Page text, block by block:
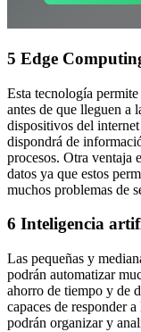
5 Edge
Esta tecnología
antes de que lleguen a
dispositivos del
dispondrá de
procesos. Otra ventaja
datos ya que estos
muchos problemas de
6 Inteligencia
Las pequeñas y
podrán automatizar
ahorro de tiempo y de
capaces de responder
podrán organizar y